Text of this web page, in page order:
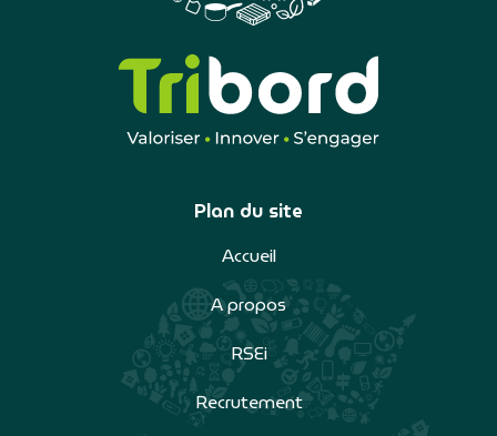
Plan du site
Accueil
A propos
RSEi
Recrutement